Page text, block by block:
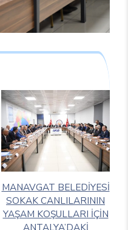
MANAVGAT BELEDİYESİ
SOKAK CANLILARININ
YAŞAM KOŞULLARI İÇİN
ANTALYA’DAKİ